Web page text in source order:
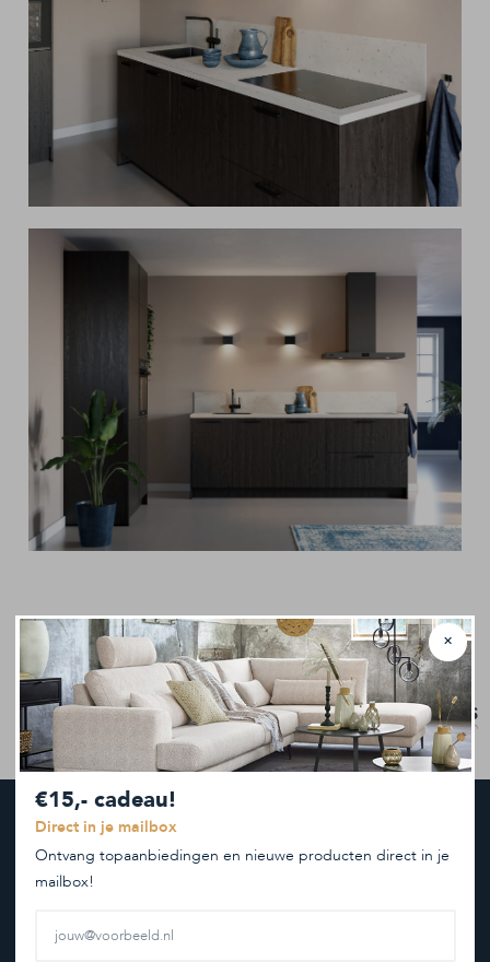
€15,- cadeau!
Direct in je mailbox
Ontvang topaanbiedingen en nieuwe producten direct in je
mailbox!
✕
Je vindt het bij Maron Meubels & Keukens
Hoe kunnen we je helpen?